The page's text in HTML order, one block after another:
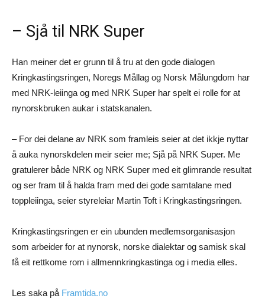
– Sjå til NRK Super
Han meiner det er grunn til å tru at den gode dialogen
Kringkastingsringen, Noregs Mållag og Norsk Målungdom har
med NRK-leiinga og med NRK Super har spelt ei rolle for at
nynorskbruken aukar i statskanalen.
– For dei delane av NRK som framleis seier at det ikkje nyttar
å auka nynorskdelen meir seier me; Sjå på NRK Super. Me
gratulerer både NRK og NRK Super med eit glimrande resultat
og ser fram til å halda fram med dei gode samtalane med
toppleiinga, seier styreleiar Martin Toft i Kringkastingsringen.
Kringkastingsringen er ein ubunden medlemsorganisasjon
som arbeider for at nynorsk, norske dialektar og samisk skal
få eit rettkome rom i allmennkringkastinga og i media elles.
Les saka på Framtida.no